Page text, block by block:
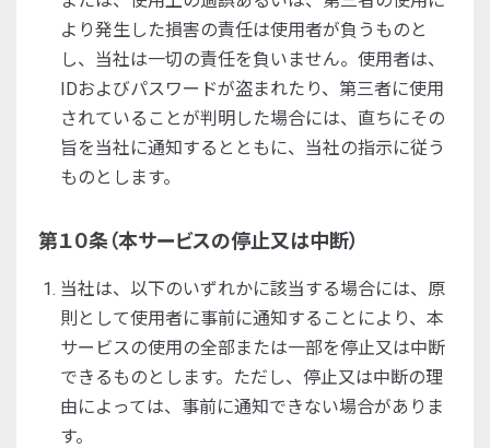
より発生した損害の責任は使用者が負うものと
し、当社は一切の責任を負いません。使用者は、
IDおよびパスワードが盗まれたり、第三者に使用
されていることが判明した場合には、直ちにその
旨を当社に通知するとともに、当社の指示に従う
ものとします。
第１０条（本サービスの停止又は中断）
当社は、以下のいずれかに該当する場合には、原
則として使用者に事前に通知することにより、本
サービスの使用の全部または一部を停止又は中断
できるものとします。ただし、停止又は中断の理
由によっては、事前に通知できない場合がありま
す。